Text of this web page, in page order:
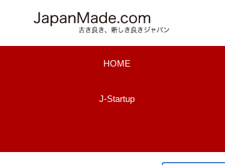
HOME
J-Startup